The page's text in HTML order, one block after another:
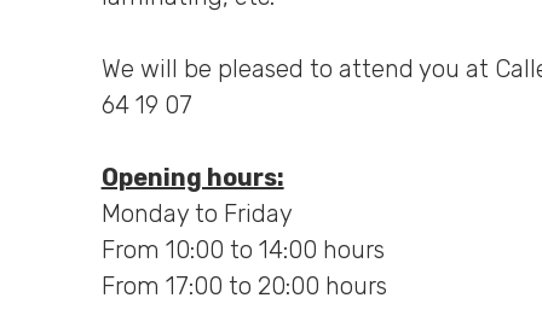
We will be pleased to attend you at
64 19 07
Opening hours:
Monday to Friday
From 10:00 to 14:00 hours
From 17:00 to 20:00 hours
Para que
funcione lo
durante tu
visita. Si
cookies,
algunas